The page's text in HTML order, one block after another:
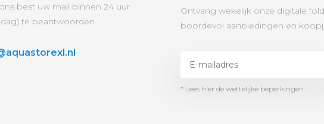
best uw mail binnen 24 uur
te beantwoorden.
Ontvang wekelijk onze digitale
boordevol aanbiedingen en
* Lees hier de wettelijke beperkingen